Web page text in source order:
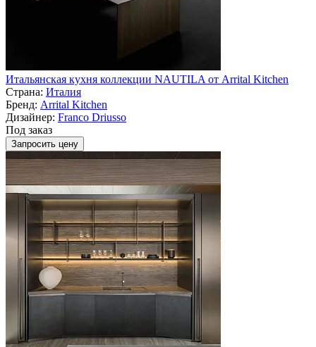
Итальянская кухня коллекции NAUTILA от Arrital Kitchen
Страна: Италия
Бренд: Arrital Kitchen
Дизайнер: Franco Driusso
Под заказ
Запросить цену